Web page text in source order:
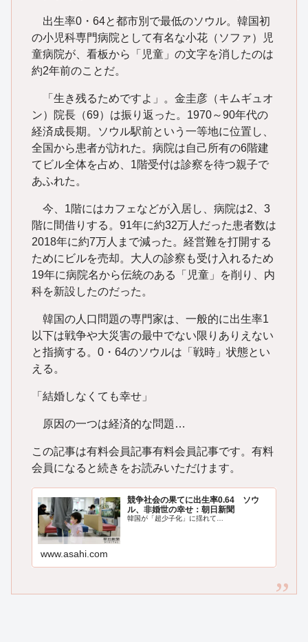
出生率0・64と都市別で最低のソウル。韓国初
の小児科専門病院として有名な小花（ソファ）児
童病院が、看板から「児童」の文字を消したのは
約2年前のことだ。
「生き残るためですよ」。金圭彦（キムギュオ
ン）院長（69）は振り返った。1970～90年代の
経済成長期。ソウル駅前という一等地に位置し、
全国から患者が訪れた。病院は自己所有の6階建
てビル全体を占め、1階受付は診察を待つ親子で
あふれた。
今、1階にはカフェなどが入居し、病院は2、3
階に間借りする。91年に約32万人だった患者数は
2018年に約7万人まで減った。経営難を打開する
ためにビルを売却。大人の診察も受け入れるため
19年に病院名から伝統のある「児童」を削り、内
科を新設したのだった。
韓国の人口問題の専門家は、一般的に出生率1
以下は戦争や大災害の最中でない限りありえない
と指摘する。0・64のソウルは「戦時」状態とい
える。
「結婚しなくても幸せ」
原因の一つは経済的な問題…
この記事は有料会員記事有料会員記事です。有料
会員になると続きをお読みいただけます。
競争社会の果てに出生率0.64 ソウ
ル、非婚世の幸せ：朝日新聞
韓国が「超少子化」に揺れて…
www.asahi.com